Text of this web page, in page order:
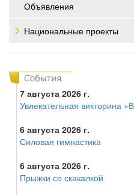
Объявления
Национальные проекты
7 августа 2026 г.
Увлекательная викторина «В
6 августа 2026 г.
Силовая гимнастика
6 августа 2026 г.
Прыжки со скакалкой